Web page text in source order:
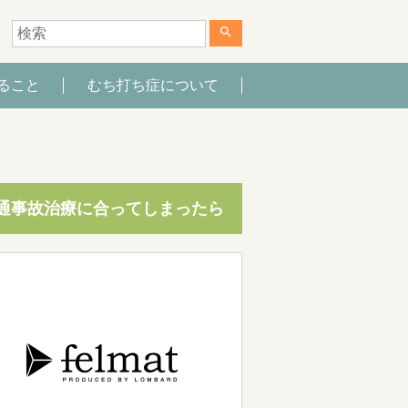
search
こと むち打ち症について
事故治療に合ってしまったら